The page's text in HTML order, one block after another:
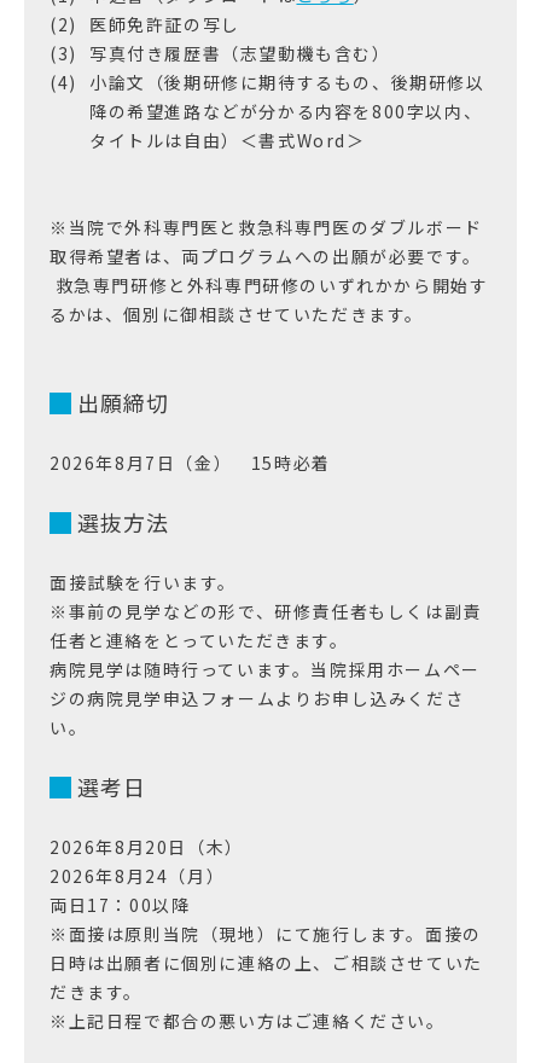
医師免許証の写し
写真付き履歴書（志望動機も含む）
小論文（後期研修に期待するもの、後期研修以
降の希望進路などが分かる内容を800字以内、
タイトルは自由）＜書式Word＞
※当院で外科専門医と救急科専門医のダブルボード
取得希望者は、両プログラムへの出願が必要です。
救急専門研修と外科専門研修のいずれかから開始す
るかは、個別に御相談させていただきます。
出願締切
2026年8月7日（金） 15時必着
選抜方法
面接試験を行います。
※事前の見学などの形で、研修責任者もしくは副責
任者と連絡をとっていただきます。
病院見学は随時行っています。当院採用ホームペー
ジの病院見学申込フォームよりお申し込みくださ
い。
選考日
2026年8月20日（木）
2026年8月24（月）
両日17：00以降
※面接は原則当院（現地）にて施行します。面接の
日時は出願者に個別に連絡の上、ご相談させていた
だきます。
※上記日程で都合の悪い方はご連絡ください。